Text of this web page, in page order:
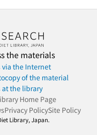
the materials
via the Internet
of the material
at the library
Home Page
Privacy PolicySite Policy
Library, Japan.